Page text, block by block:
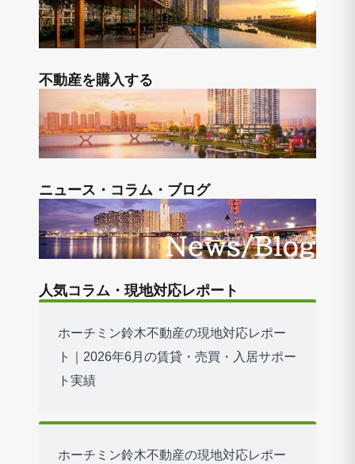
不動産を購入する
ニュース・コラム・ブログ
人気コラム・現地対応レポート
ホーチミン鈴木不動産の現地対応レポー
ト｜2026年6月の賃貸・売買・入居サポー
ト実績
ホーチミン鈴木不動産の現地対応レポー